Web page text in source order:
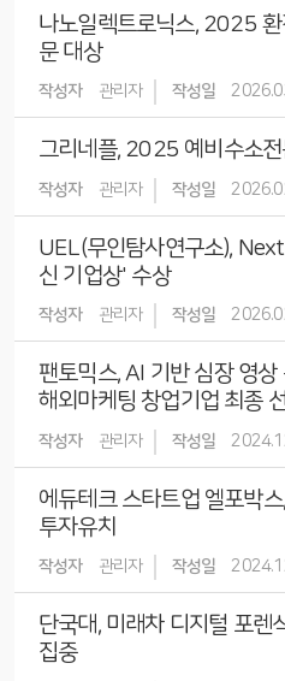
나노일렉트로닉스, 2025 환경창업대전 스타기업 부
문 대상
작성자 관리자 작성일
그리네플, 2025 예비수소
작성자 관리자 작성일
UEL(무인탐사연구소),
신 기업상' 수상
작성자 관리자 작성일
팬토믹스, AI 기반 심장 영
해외마케팅 창업기업 최종
작성자 관리자 작성일
에듀테크 스타트업 엘포박
투자유치
작성자 관리자 작성일
단국대, 미래차 디지털 포
집중